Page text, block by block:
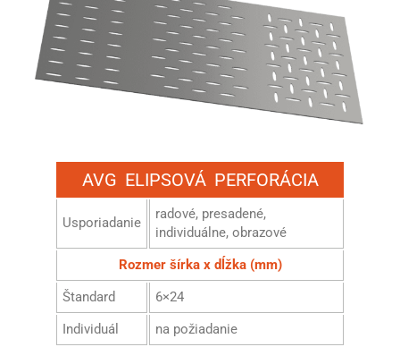
AVG ELIPSOVÁ PERFORÁCIA
Usporiadanie
radové, presadené,
individuálne, obrazové
Rozmer šírka x dĺžka (mm)
Štandard
6×24
Individuál
na požiadanie